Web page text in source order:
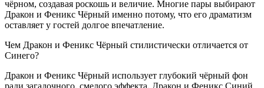
чёрном, создавая роскошь и величие. Многие пары выбирают
Дракон и Феникс Чёрный именно потому, что его драматизм
оставляет у гостей долгое впечатление.
Чем Дракон и Феникс Чёрный стилистически отличается от
Синего?
Дракон и Феникс Чёрный использует глубокий чёрный фон
ради загадочного, смелого эффекта. Дракон и Феникс Синий